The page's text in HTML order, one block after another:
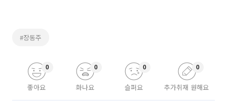
#장동주
좋아요
0
화나요
0
슬퍼요
0
추가취재 원해요
0